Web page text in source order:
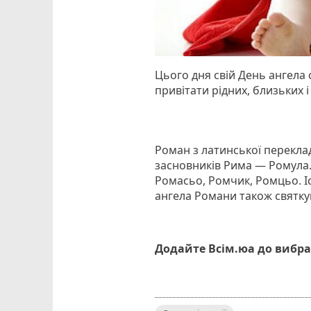
Цього дня свій День
привітати рідних, близьких і
Роман з латинської
засновників Рима —
Ромасьо, Ромчик, Ромцьо.
ангела Романи також
Додайте Всім.юа до